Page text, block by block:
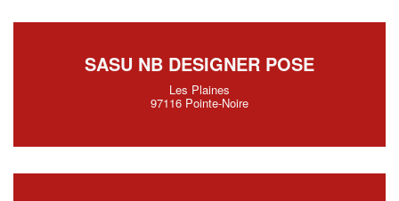
SASU NB DESIGNER POSE
Les Plaines
97116 Pointe-Noire